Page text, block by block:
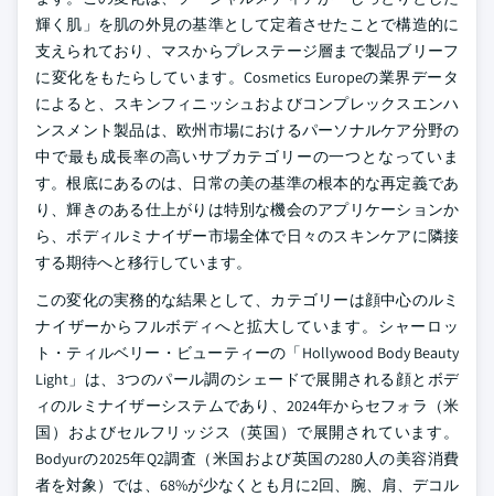
輝く肌」を肌の外見の基準として定着させたことで構造的に
支えられており、マスからプレステージ層まで製品ブリーフ
に変化をもたらしています。Cosmetics Europeの業界データ
によると、スキンフィニッシュおよびコンプレックスエンハ
ンスメント製品は、欧州市場におけるパーソナルケア分野の
中で最も成長率の高いサブカテゴリーの一つとなっていま
す。根底にあるのは、日常の美の基準の根本的な再定義であ
り、輝きのある仕上がりは特別な機会のアプリケーションか
ら、ボディルミナイザー市場全体で日々のスキンケアに隣接
する期待へと移行しています。
この変化の実務的な結果として、カテゴリーは顔中心のルミ
ナイザーからフルボディへと拡大しています。シャーロッ
ト・ティルベリー・ビューティーの「Hollywood Body Beauty
Light」は、3つのパール調のシェードで展開される顔とボデ
ィのルミナイザーシステムであり、2024年からセフォラ（米
国）およびセルフリッジス（英国）で展開されています。
Bodyurの2025年Q2調査（米国および英国の280人の美容消費
者を対象）では、68%が少なくとも月に2回、腕、肩、デコル